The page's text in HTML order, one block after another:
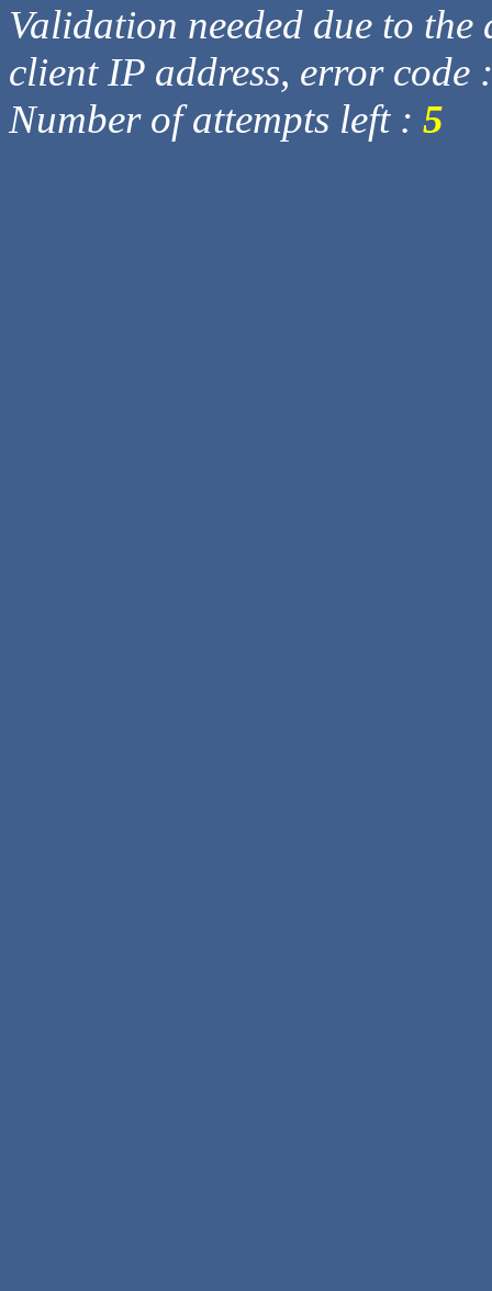
Validation needed due to
client IP address, error code
Number of attempts left : 5